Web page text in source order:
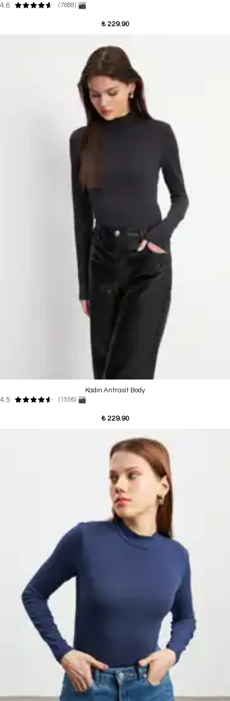
4.6 (7688)
₺ 229.90
Kadın Antrasit Body
4.5 (1556)
₺ 229.90